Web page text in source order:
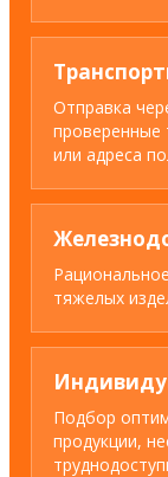
Отправка
проверенные
или адреса
тяжелых
Подбор
продукции,